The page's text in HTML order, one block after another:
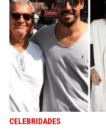
CELEBRIDADES